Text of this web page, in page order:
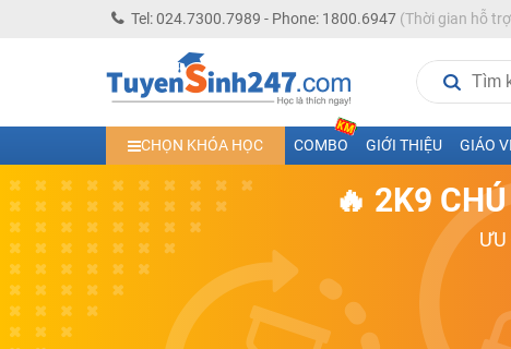
Tel: 024.7300.7989 - Phone: 1800.6947(Thời gian hỗ
CHỌN KHÓA HỌC COMBO GIỚI THIỆU GIÁO
🔥 2K9
Học trực tuyến lớp 10 các môn Toán - Lý - Hóa - Văn -
Học trực tuyến lớp 11 đủ môn cùng Thầy Cô giỏi, nổi tiếng
Học online trực tuyến cấp Tiểu học và THCS năm học
Học online lớp 5 cùng thầy cô giáo giỏi, nổi tiếng
Học online lớp 7 cùng thầy cô giáo giỏi
Học online lớp 6 cùng thầy cô giỏi, nổi tiếng
Học online lớp 8 cùng thầy cô giáo giỏi